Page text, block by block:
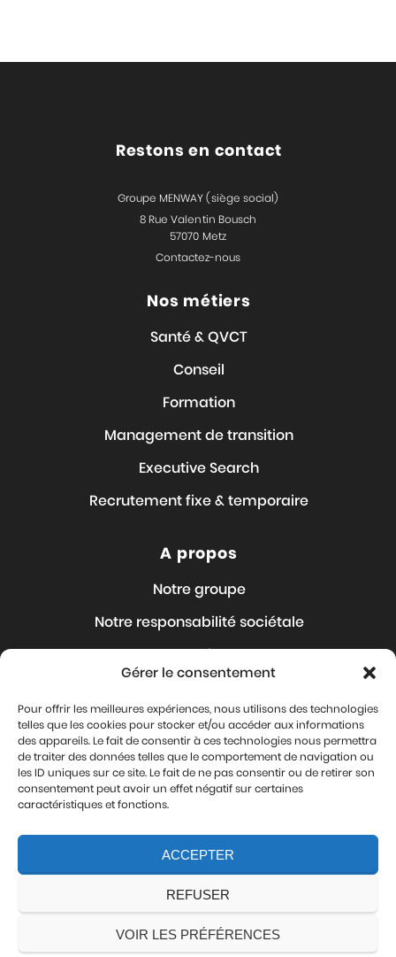
Gérer le consentement
Pour offrir les meilleures expériences, nous utilisons des technologies
telles que les cookies pour stocker et/ou accéder aux informations
des appareils. Le fait de consentir à ces technologies nous permettra
de traiter des données telles que le comportement de navigation ou
les ID uniques sur ce site. Le fait de ne pas consentir ou de retirer son
consentement peut avoir un effet négatif sur certaines
caractéristiques et fonctions.
ACCEPTER
REFUSER
VOIR LES PRÉFÉRENCES
Restons en contact
Groupe MENWAY (siège social)
8 Rue Valentin Bousch
57070 Metz
Contactez-nous
Nos métiers
Santé & QVCT
Conseil
Formation
Management de transition
Executive Search
Recrutement fixe & temporaire
A propos
Notre groupe
Notre responsabilité sociétale
Nos Articles
Où sommes-nous ?
Contact
Mentions légales
Protection de vos données personnelles
Nous suivre